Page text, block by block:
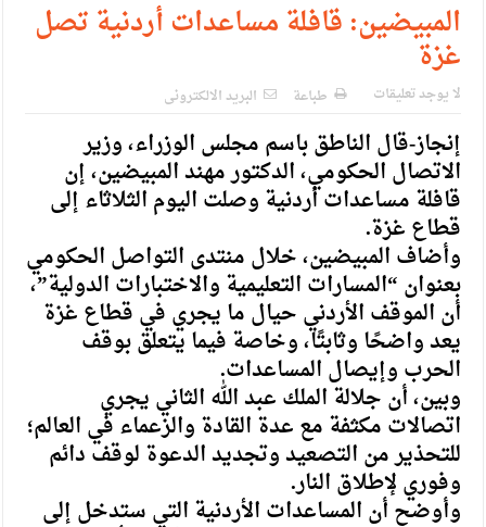
الإسلامية والمسيحية
النواب يقر مشروع تعديل قانون الملكية العقارية
القاضي يلتقي رؤساء تحرير الصحف اليومية ويؤكد حرص مجلس
النواب على شراكة فاعلة مع الإعلام
دعوة المكلفين بخدمة العلم (الدفعة الثالثة) إلى مراجعة منصة خدمة
العلم
الملك يلتقي مجموعة من رفاق السلاح
الملك يتلقى اتصالا هاتفيا من العاهل البحريني
القاضي محمود أحمد فريحات.. مبارك ومزيدا من التوفيق
المبيضين: قافلة مساعدات أردنية تصل
غزة
لا يوجد تعليقات طباعة البريد الالكترونى
إنجاز-قال الناطق باسم مجلس الوزراء، وزير
الاتصال الحكومي، الدكتور مهند المبيضين، إن
قافلة مساعدات أردنية وصلت اليوم الثلاثاء إلى
قطاع غزة.
وأضاف المبيضين، خلال منتدى التواصل الحكومي
بعنوان “المسارات التعليمية والاختبارات الدولية”،
أن الموقف الأردني حيال ما يجري في قطاع غزة
يعد واضحًا وثابتًا، وخاصة فيما يتعلق بوقف
الحرب وإيصال المساعدات.
وبين، أن جلالة الملك عبد الله الثاني يجري
اتصالات مكثفة مع عدة القادة والزعماء في العالم؛
للتحذير من التصعيد وتجديد الدعوة لوقف دائم
وفوري لإطلاق النار.
وأوضح أن المساعدات الأردنية التي ستدخل إلى